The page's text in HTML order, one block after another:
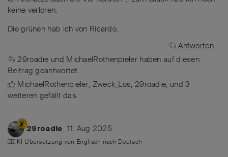
keine verloren.
Die grünen hab ich von Ricardo.
Antworten
29roadie und MichaelRothenpieler haben auf diesen
Beitrag geantwortet.
MichaelRothenpieler, Zweck_Los, 29roadie, und3
weiteren gefällt das.
29roadie 11. Aug 2025
KI-Übersetzung von Englisch nach Deutsch